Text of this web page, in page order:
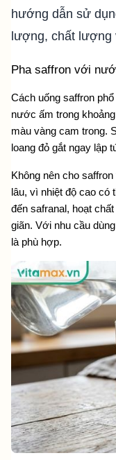
hướng dẫn sử
lượng, chất lượng
Pha saffron với
Cách uống saffron
nước ấm trong
màu vàng cam trong.
loang đỏ gắt ngay lập
Không nên cho
lâu, vì nhiệt độ cao
đến safranal, hoạt
giãn. Với nhu cầu
là phù hợp.